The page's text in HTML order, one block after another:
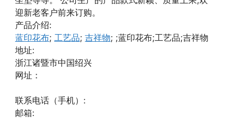
迎新老客户前来订购。
产品介绍:
蓝印花布; 工艺品; 吉祥物; ;蓝印花布;工艺品;吉祥物
地址:
浙江诸暨市中国绍兴
网址：
联系电话（手机）:
邮箱: